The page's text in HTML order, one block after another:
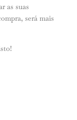
as suas
será mais